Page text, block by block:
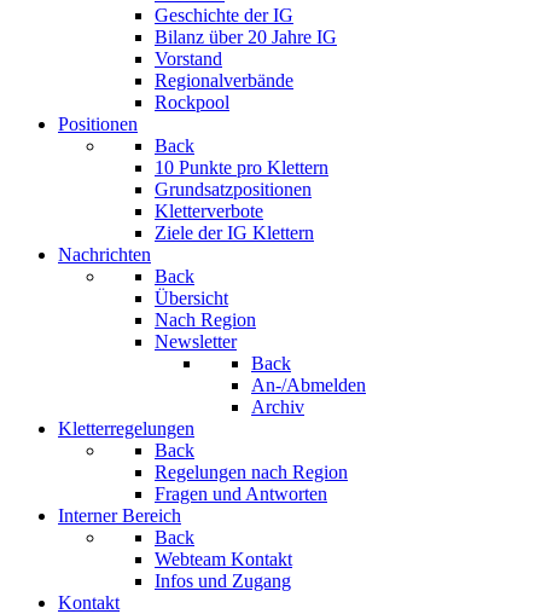
Geschichte der IG
Bilanz über 20 Jahre IG
Vorstand
Regionalverbände
Rockpool
Positionen
Back
10 Punkte pro Klettern
Grundsatzpositionen
Kletterverbote
Ziele der IG Klettern
Nachrichten
Back
Übersicht
Nach Region
Newsletter
Back
An-/Abmelden
Archiv
Kletterregelungen
Back
Regelungen nach Region
Fragen und Antworten
Interner Bereich
Back
Webteam Kontakt
Infos und Zugang
Kontakt